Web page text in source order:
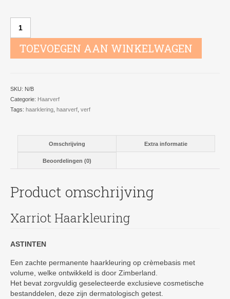
Xarriot
aantal
TOEVOEGEN AAN WINKELWAGEN
SKU: N/B
Categorie: Haarverf
Tags: haarklering haarverf verf
Omschrijving Extra informatie
Beoordelingen (0)
Product omschrijving
Xarriot Haarkleuring
ASTINTEN
Een zachte permanente haarkleuring op crèmebasis met
volume, welke ontwikkeld is door Zimberland.
Het bevat zorgvuldig geselecteerde exclusieve cosmetische
bestanddelen, deze zijn dermatologisch getest.